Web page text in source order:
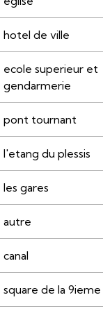
hotel de ville
ecole superieur et
gendarmerie
pont tournant
l'etang du plessis
les gares
autre
canal
square de la 9ieme